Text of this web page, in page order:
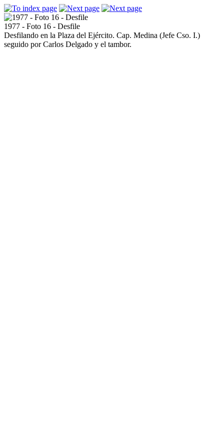
1977 - Foto 16 - Desfile
Desfilando en la Plaza del Ejército. Cap. Medina (Jefe Cso. I.)
seguido por Carlos Delgado y el tambor.